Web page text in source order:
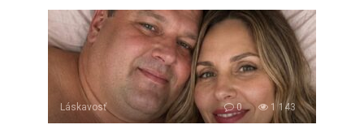
Láskavosť 0 1 143